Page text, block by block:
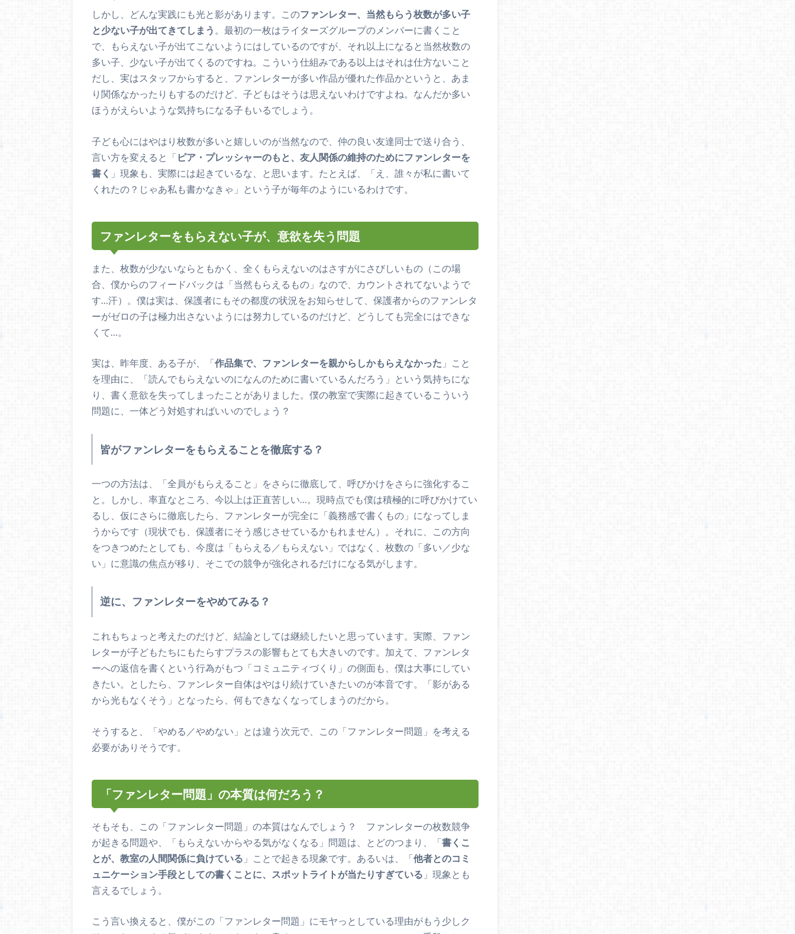
しかし、どんな実践にも光と影があります。このファンレター、当然もらう枚数が多い子
と少ない子が出てきてしまう 。最初の一枚はライターズグループのメンバーに書くこと
で、もらえない子が出てこないようにはしているのですが、それ以上になると当然枚数の
多い子、少ない子が出てくるのですね。こういう仕組みである以上はそれは仕方ないこと
だし、実はスタッフからすると、ファンレターが多い作品が優れた作品かというと、あま
り関係なかったりもするのだけど、子どもはそうは思えないわけですよね。なんだか多い
ほうがえらいような気持ちになる子もいるでしょう。
子ども心にはやはり枚数が多いと嬉しいのが当然なので、仲の良い友達同士で送り合う、
言い方を変えると「 ピア・プレッシャーのもと、友人関係の維持のためにファンレターを
書く 」現象も、実際には起きているな、と思います。たとえば、「え、誰々が私に書いて
くれたの？じゃあ私も書かなきゃ」という子が毎年のようにいるわけです。
ファンレターをもらえない子が、意欲を失う問題
また、枚数が少ないならともかく、全くもらえないのはさすがにさびしいもの（この場
合、僕からのフィードバックは「当然もらえるもの」なので、カウントされてないようで
す…汗）。僕は実は、保護者にもその都度の状況をお知らせして、保護者からのファンレタ
ーがゼロの子は極力出さないようには努力しているのだけど、どうしても完全にはできな
くて…。
実は、昨年度、ある子が、「作品集で、ファンレターを親からしかもらえなかった 」こと
を理由に、「読んでもらえないのになんのために書いているんだろう」という気持ちにな
り、書く意欲を失ってしまったことがありました。僕の教室で実際に起きているこういう
問題に、一体どう対処すればいいのでしょう？
皆がファンレターをもらえることを徹底する？
一つの方法は、「全員がもらえること」をさらに徹底して、呼びかけをさらに強化するこ
と。しかし、率直なところ、今以上は正直苦しい…。現時点でも僕は積極的に呼びかけてい
るし、仮にさらに徹底したら、ファンレターが完全に「義務感で書くもの」になってしま
うからです（現状でも、保護者にそう感じさせているかもれません）。それに、この方向
をつきつめたとしても、今度は「もらえる／もらえない」ではなく、枚数の「多い／少な
い」に意識の焦点が移り、そこでの競争が強化されるだけになる気がします。
逆に、ファンレターをやめてみる？
これもちょっと考えたのだけど、結論としては継続したいと思っています。実際、ファン
レターが子どもたちにもたらすプラスの影響もとても大きいのです。加えて、ファンレタ
ーへの返信を書くという行為がもつ「コミュニティづくり」の側面も、僕は大事にしてい
きたい。としたら、ファンレター自体はやはり続けていきたいのが本音です。「影がある
から光もなくそう」となったら、何もできなくなってしまうのだから。
そうすると、「やめる／やめない」とは違う次元で、この「ファンレター問題」を考える
必要がありそうです。
「ファンレター問題」の本質は何だろう？
そもそも、この「ファンレター問題」の本質はなんでしょう？ ファンレターの枚数競争
が起きる問題や、「もらえないからやる気がなくなる」問題は、とどのつまり、「書くこ
とが、教室の人間関係に負けている 」ことで起きる現象です。あるいは、「他者とのコミ
ュニケーション手段としての書くことに、スポットライトが当たりすぎている 」現象とも
言えるでしょう。
こう言い換えると、僕がこの「ファンレター問題」にモヤっとしている理由がもう少しク